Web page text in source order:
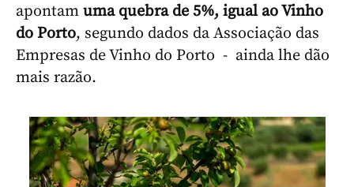
apontam uma quebra de 5%, igual ao Vinho
do Porto, segundo dados da Associação das
Empresas de Vinho do Porto - ainda lhe dão
mais razão.